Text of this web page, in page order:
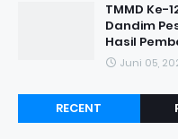
TMMD Ke-
Dandim
Hasil
Juni 05,
RECENT